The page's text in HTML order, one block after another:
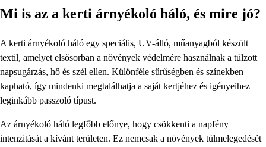
Mi is az a kerti árnyékoló háló, és mire jó?
A kerti árnyékoló háló egy speciális, UV-álló, műanyagból készült
textil, amelyet elsősorban a növények védelmére használnak a túlzott
napsugárzás, hő és szél ellen. Különféle sűrűségben és színekben
kapható, így mindenki megtalálhatja a saját kertjéhez és igényeihez
leginkább passzoló típust.
Az árnyékoló háló legfőbb előnye, hogy csökkenti a napfény
intenzitását a kívánt területen. Ez nemcsak a növények túlmelegedését